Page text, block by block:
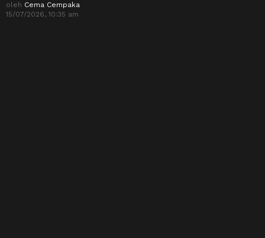
oleh Cema Cempaka
15/07/2026, 10:35 am